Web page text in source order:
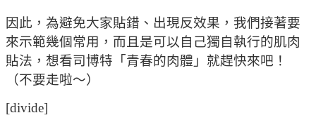
因此，為避免大家貼錯、出現反效果，我們接著要
來示範幾個常用，而且是可以自己獨自執行的肌肉
貼法，想看司博特「青春的肉體」就趕快來吧！
（不要走啦～）
[divide]